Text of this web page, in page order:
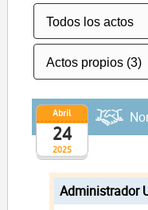
2025
Abril
24
Administrador